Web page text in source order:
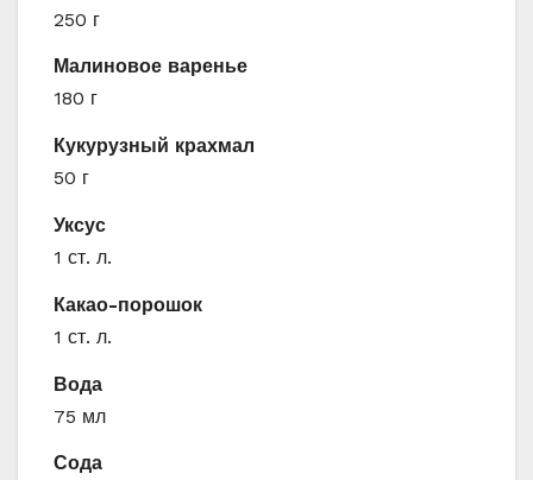
250 г
Малиновое варенье
180 г
Кукурузный крахмал
50 г
Уксус
1 ст. л.
Какао-порошок
1 ст. л.
Вода
75 мл
Сода